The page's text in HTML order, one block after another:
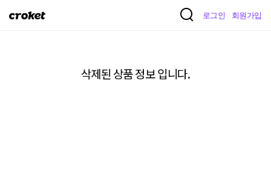
크
로그인 회원가입
삭제된 상품 정보 입니다.